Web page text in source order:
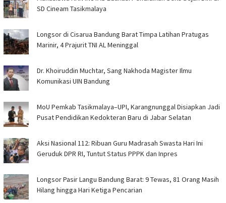
SD Cineam Tasikmalaya
Longsor di Cisarua Bandung Barat Timpa Latihan Pra­tugas
Marinir, 4 Prajurit TNI AL Meninggal
Dr. Khoiruddin Muchtar, Sang Nakhoda Magister Ilmu
Komunikasi UIN Bandung
MoU Pemkab Tasikmalaya–UPI, Karangnunggal Disiapkan Jadi
Pusat Pendidikan Kedokteran Baru di Jabar Selatan
Aksi Nasional 112: Ribuan Guru Madrasah Swasta Hari Ini
Geruduk DPR RI, Tuntut Status PPPK dan Inpres
Longsor Pasir Langu Bandung Barat: 9 Tewas, 81 Orang Masih
Hilang hingga Hari Ketiga Pencarian